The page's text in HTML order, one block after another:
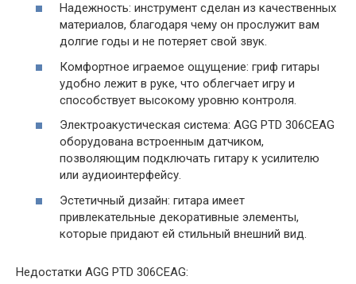
Надежность: инструмент сделан из качественных
материалов, благодаря чему он прослужит вам
долгие годы и не потеряет свой звук.
Комфортное играемое ощущение: гриф гитары
удобно лежит в руке, что облегчает игру и
способствует высокому уровню контроля.
Электроакустическая система: AGG PTD 306CEAG
оборудована встроенным датчиком,
позволяющим подключать гитару к усилителю
или аудиоинтерфейсу.
Эстетичный дизайн: гитара имеет
привлекательные декоративные элементы,
которые придают ей стильный внешний вид.
Недостатки AGG PTD 306CEAG: